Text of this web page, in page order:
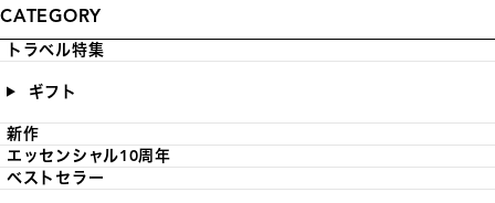
CATEGORY
トラベル特集
ギフト
新作
エッセンシャル10周年
ベストセラー